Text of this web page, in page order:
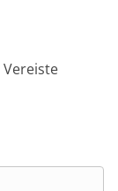
Vereiste